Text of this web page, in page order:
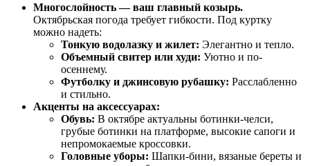
Многослойность — ваш главный козырь.
Октябрьская погода требует гибкости. Под куртку
можно надеть:
Тонкую водолазку и жилет: Элегантно и тепло.
Объемный свитер или худи: Уютно и по-
осеннему.
Футболку и джинсовую рубашку: Расслабленно
и стильно.
Акценты на аксессуарах:
Обувь: В октябре актуальны ботинки-челси,
грубые ботинки на платформе, высокие сапоги и
непромокаемые кроссовки.
Головные уборы: Шапки-бини, вязаные береты и